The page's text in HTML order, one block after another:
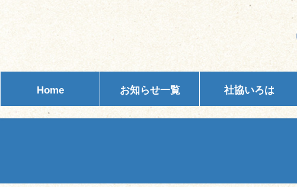
ツ
ス
キ
シ
ン
に
Home お知らせ一覧 社協いろは